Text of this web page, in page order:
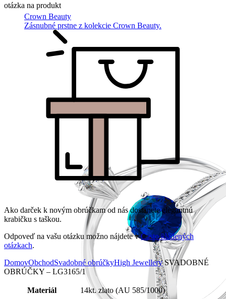
Crown Beauty
Zásnubné prstne z kolekcie Crown Beauty.
otázka na produkt
Ako darček k novým obrúčkam od nás dostanete elegantnú
krabičku s taškou.
Odpoveď na vašu otázku možno nájdete vČasto kladených
otázkach.
DomovObchodSvadobné obrúčkyHigh JewellerySVADOBNÉ
OBRÚČKY – LG3165/1
Materiál 14kt. zlato (AU 585/1000)